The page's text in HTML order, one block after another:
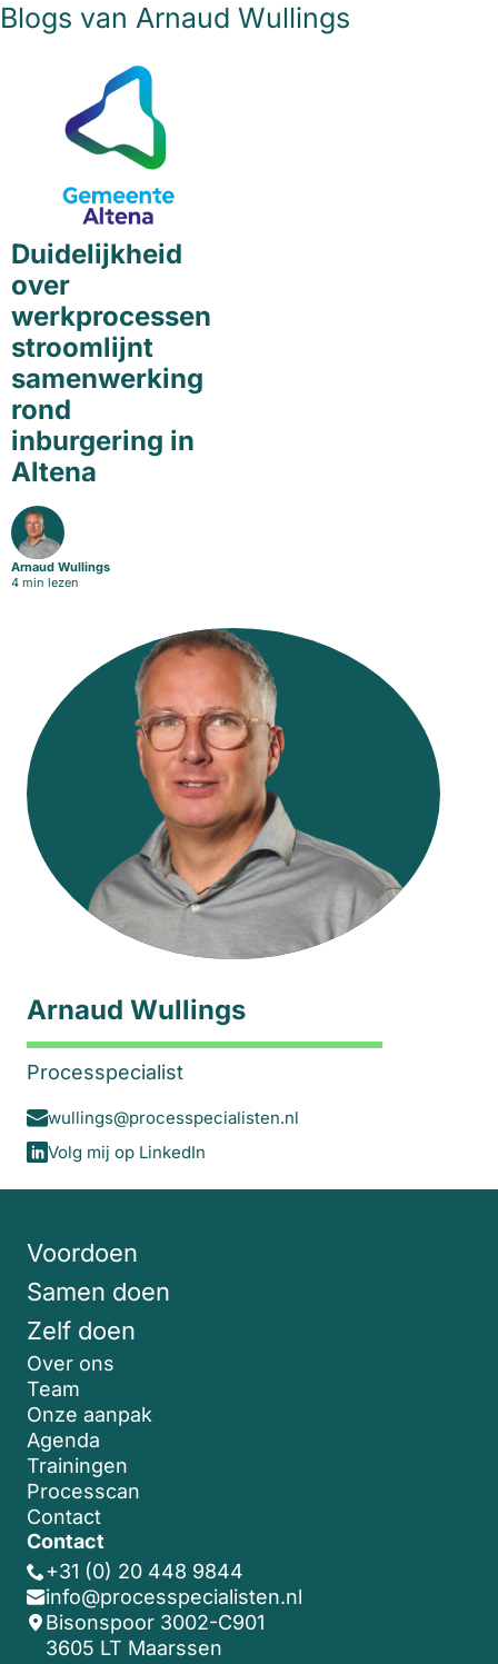
Blogs van Arnaud Wullings
Duidelijkheid
over
werkprocessen
stroomlijnt
samenwerking
rond
inburgering in
Altena
Arnaud Wullings
4 min lezen
Arnaud Wullings
Processpecialist
wullings@processpecialisten.nl
Volg mij op LinkedIn
Voordoen
Samen doen
Zelf doen
Over ons
Team
Onze aanpak
Agenda
Trainingen
Processcan
Contact
Contact
+31 (0) 20 448 9844
info@processpecialisten.nl
Bisonspoor 3002-C901
3605 LT Maarssen